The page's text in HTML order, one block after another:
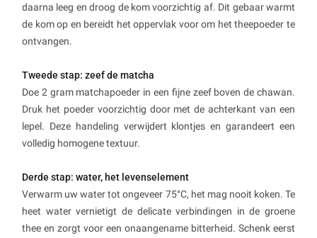
daarna leeg en droog de kom voorzichtig af. Dit gebaar warmt
de kom op en bereidt het oppervlak voor om het theepoeder te
ontvangen.
Tweede stap: zeef de matcha
Doe 2 gram matchapoeder in een fijne zeef boven de chawan.
Druk het poeder voorzichtig door met de achterkant van een
lepel. Deze handeling verwijdert klontjes en garandeert een
volledig homogene textuur.
Derde stap: water, het levenselement
Verwarm uw water tot ongeveer 75°C, het mag nooit koken. Te
heet water vernietigt de delicate verbindingen in de groene
thee en zorgt voor een onaangename bitterheid. Schenk eerst